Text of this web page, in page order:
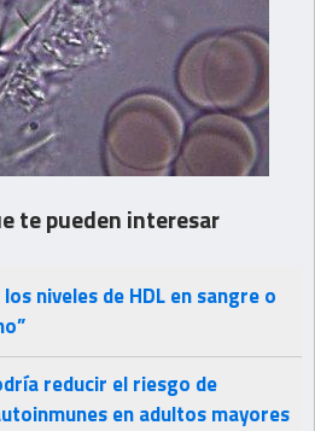
te pueden interesar
niveles de HDL en sangre o
reducir el riesgo de
en adultos mayores